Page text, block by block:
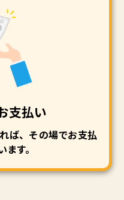
支払い
ば、その場でお支払
す。